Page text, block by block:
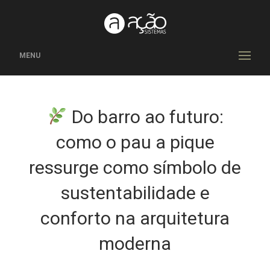
MENU
Do barro ao futuro:
como o pau a pique
ressurge como símbolo de
sustentabilidade e
conforto na arquitetura
moderna